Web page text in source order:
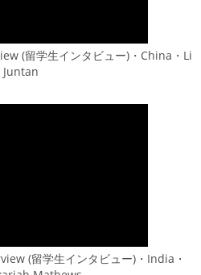
(留学生インタビュー)・China・Li
Juntan
(留学生インタビュー)・India・